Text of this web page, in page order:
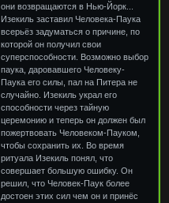
они возвращаются в Нью-Йорк...
Изекиль заставил Человека-Паука
всерьёз задуматься о причине, по
которой он получил свои
суперспособности. Возможно выбор
паука, даровавшего Человеку-
Паука его силы, пал на Питера не
случайно. Изекиль украл его
способности через тайную
церемонию и теперь он должен был
пожертвовать Человеком-Пауком,
чтобы сохранить их. Во время
ритуала Изекиль понял, что
совершает большую ошибку. Он
решил, что Человек-Паук более
достоен этих сил чем он и принёс